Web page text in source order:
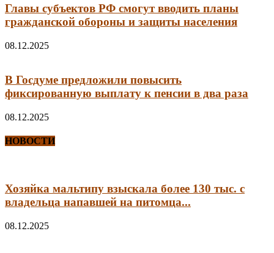
Главы субъектов РФ смогут вводить планы
гражданской обороны и защиты населения
08.12.2025
В Госдуме предложили повысить
фиксированную выплату к пенсии в два раза
08.12.2025
НОВОСТИ
Хозяйка мальтипу взыскала более 130 тыс. с
владельца напавшей на питомца...
08.12.2025